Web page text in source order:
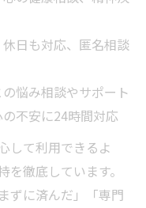
日も対応、匿名相談
悩み相談やサポート
不安に24時間対応
して利用できるよ
徹底しています。
ずに済んだ」「専門